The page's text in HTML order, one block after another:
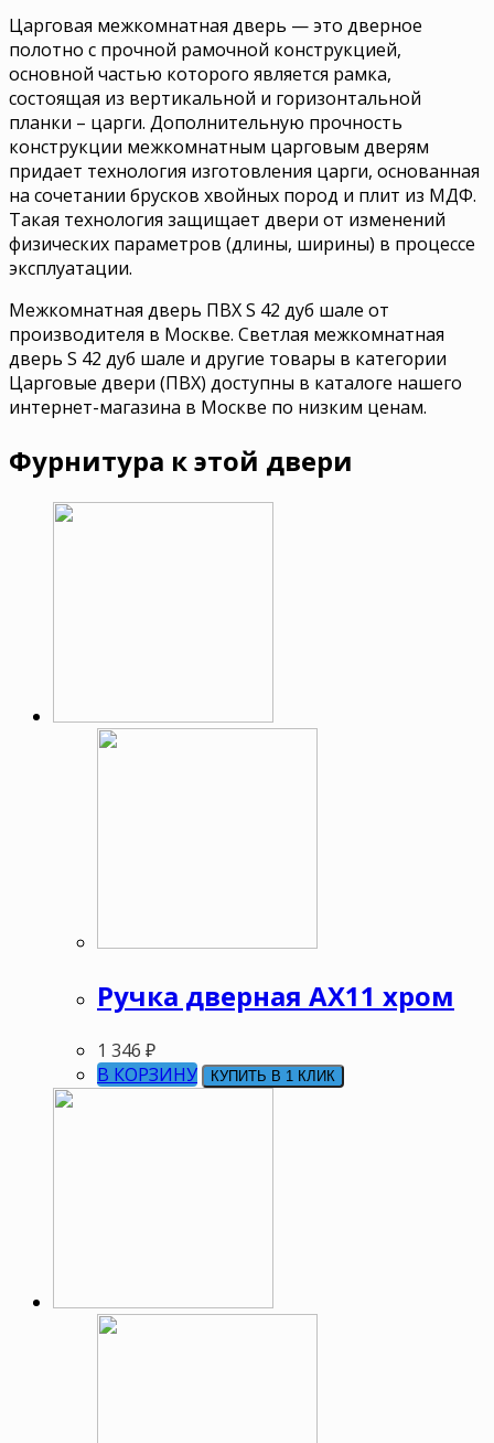
Царговая межкомнатная дверь — это дверное
полотно с прочной рамочной конструкцией,
основной частью которого является рамка,
состоящая из вертикальной и горизонтальной
планки – царги. Дополнительную прочность
конструкции межкомнатным царговым дверям
придает технология изготовления царги, основанная
на сочетании брусков хвойных пород и плит из МДФ.
Такая технология защищает двери от изменений
физических параметров (длины, ширины) в процессе
эксплуатации.
Межкомнатная дверь ПВХ S 42 дуб шале от
производителя в Москве. Светлая межкомнатная
дверь S 42 дуб шале и другие товары в категории
Царговые двери (ПВХ) доступны в каталоге нашего
интернет-магазина в Москве по низким ценам.
Фурнитура к этой двери
Ручка дверная АХ11 хром
1 346 ₽
В КОРЗИНУ
КУПИТЬ В 1 КЛИК